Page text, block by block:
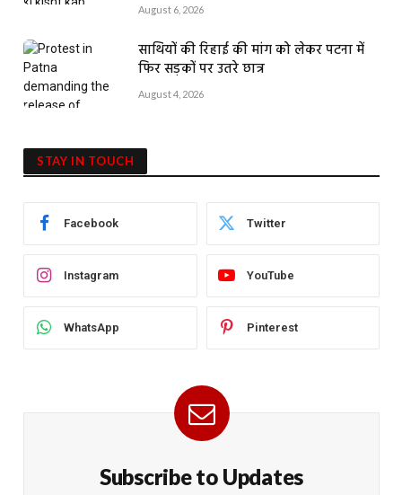
August 6, 2026
साथियों की रिहाई की मांग को लेकर पटना में
फिर सड़कों पर उतरे छात्र
August 4, 2026
STAY IN TOUCH
Facebook Twitter
Instagram YouTube
WhatsApp Pinterest
Subscribe to Updates